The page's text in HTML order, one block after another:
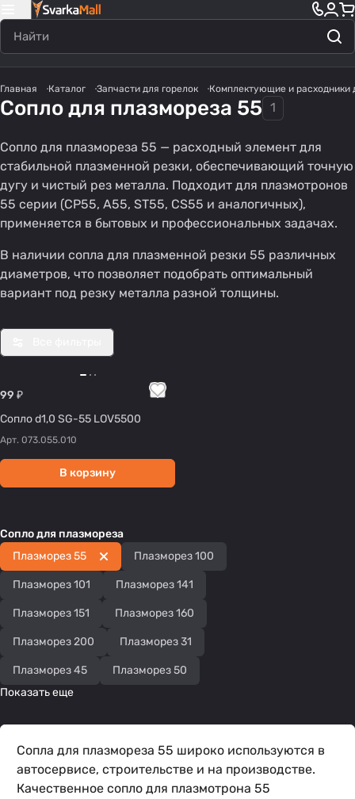
Главная Каталог Запчасти для горелок Комплектующие и расходники
Сопло для плазмореза 55 1
Сопло для плазмореза 55 — расходный элемент для
стабильной плазменной резки, обеспечивающий точную
дугу и чистый рез металла. Подходит для плазмотронов
55 серии (CP55, A55, ST55, CS55 и аналогичных),
применяется в бытовых и профессиональных задачах.
В наличии сопла для плазменной резки 55 различных
диаметров, что позволяет подобрать оптимальный
вариант под резку металла разной толщины.
99 ₽
Сопло d1,0 SG-55 LOV5500
Арт. 073.055.010
В корзину
Cопло для плазмореза
Плазморез 100
Плазморез 101 Плазморез 141
Плазморез 151 Плазморез 160
Плазморез 200 Плазморез 31
Плазморез 45 Плазморез 50
Плазморез 55
Показать еще
Сопла для плазмореза 55 широко используются в
автосервисе, строительстве и на производстве.
Качественное сопло для плазмотрона 55